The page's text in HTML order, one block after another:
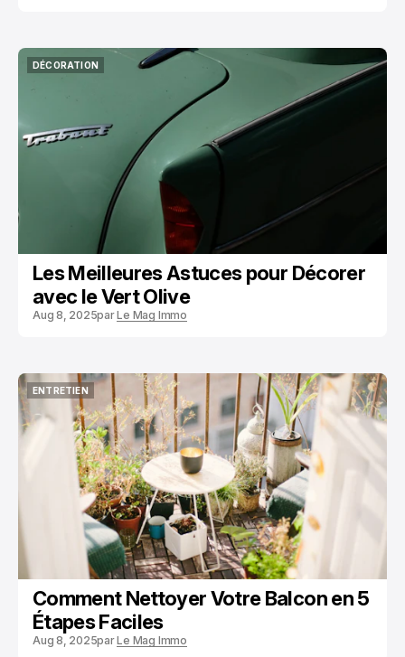
DÉCORATION
Les Meilleures Astuces pour Décorer
avec le Vert Olive
Aug 8, 2025parLe Mag Immo
ENTRETIEN
ENTRETIEN
Comment Nettoyer Votre Balcon en 5
Étapes Faciles
Aug 8, 2025parLe Mag Immo